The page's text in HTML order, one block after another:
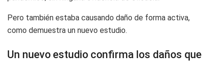
Pero también estaba causando daño de forma activa,
como demuestra un nuevo estudio.
Un nuevo estudio confirma los daños que